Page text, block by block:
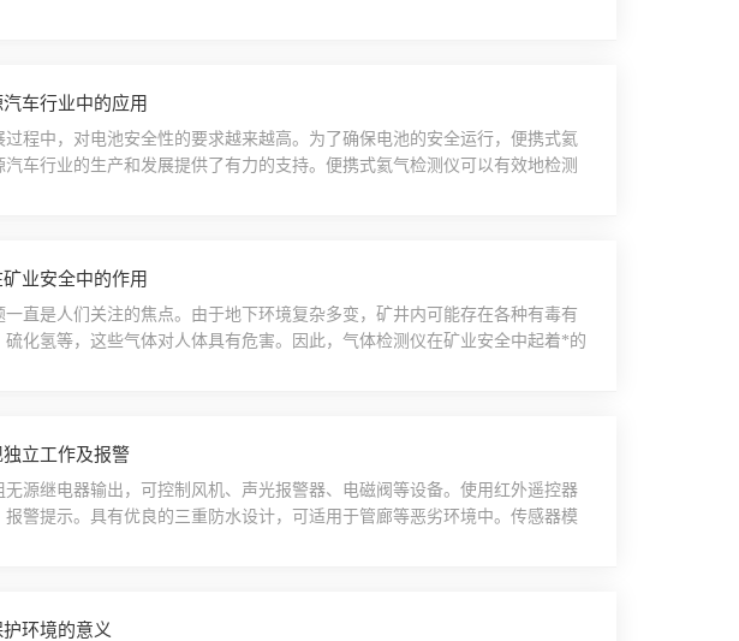
车行业中的应用
程中，对电池安全性的要求越来越高。为了确保电池的安全运行，便携式氦
车行业的生产和发展提供了有力的支持。便携式氦气检测仪可以有效地检测
业安全中的作用
直是人们关注的焦点。由于地下环境复杂多变，矿井内可能存在各种有毒有
化氢等，这些气体对人体具有危害。因此，气体检测仪在矿业安全中起着*的
立工作及报警
源继电器输出，可控制风机、声光报警器、电磁阀等设备。使用红外遥控器
警提示。具有优良的三重防水设计，可适用于管廊等恶劣环境中。传感器模
环境的意义